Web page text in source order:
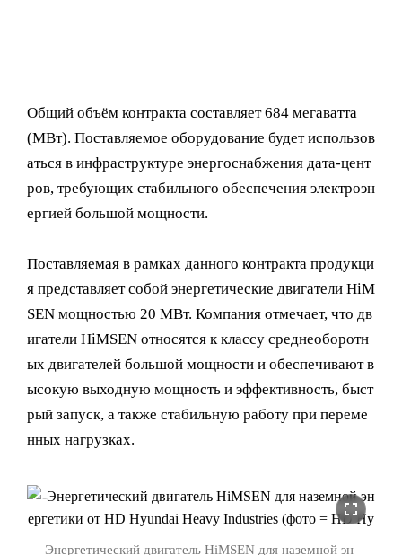
Общий объём контракта составляет 684 мегаватта
(МВт). Поставляемое оборудование будет использов
аться в инфраструктуре энергоснабжения дата-цент
ров, требующих стабильного обеспечения электроэн
ергией большой мощности.
Поставляемая в рамках данного контракта продукци
я представляет собой энергетические двигатели HiM
SEN мощностью 20 МВт. Компания отмечает, что дв
игатели HiMSEN относятся к классу среднеоборотн
ых двигателей большой мощности и обеспечивают в
ысокую выходную мощность и эффективность, быст
рый запуск, а также стабильную работу при переме
нных нагрузках.
fullscreen
Энергетический двигатель HiMSEN для наземной эн